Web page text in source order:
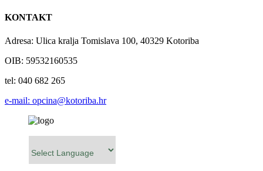
KONTAKT
Adresa: Ulica kralja Tomislava 100, 40329 Kotoriba
OIB: 59532160535
tel: 040 682 265
e-mail: opcina@kotoriba.hr